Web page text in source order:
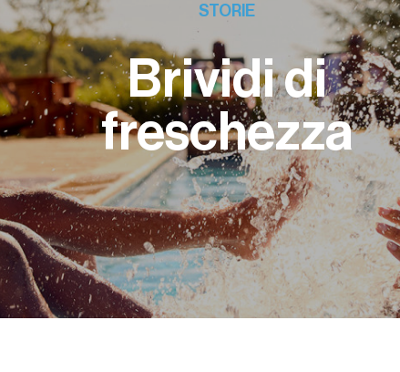
STORIE
Brividi di
freschezza